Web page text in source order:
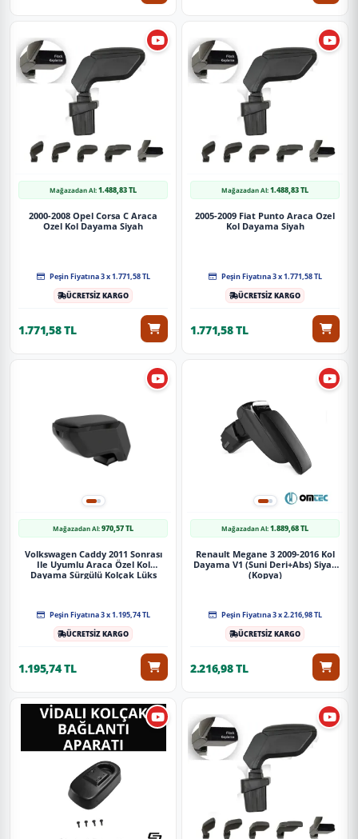
Mağazadan Al:1.488,83 TL
2000-2008 Opel Corsa C Araca
Ozel Kol Dayama Siyah
Peşin Fiyatına 3 x 1.771,58 TL
ÜCRETSİZ KARGO
1.771,58 TL
Mağazadan Al:1.488,83 TL
2005-2009 Fiat Punto Araca Ozel
Kol Dayama Siyah
Peşin Fiyatına 3 x 1.771,58 TL
ÜCRETSİZ KARGO
1.771,58 TL
Mağazadan Al:970,57 TL
Volkswagen Caddy 2011 Sonrası
Ile Uyumlu Araca Özel Kol
Dayama Sürgülü Kolçak Lüks
Peşin Fiyatına 3 x 1.195,74 TL
ÜCRETSİZ KARGO
1.195,74 TL
Mağazadan Al:1.889,68 TL
Renault Megane 3 2009-2016 Kol
Dayama V1 (Suni Deri+Abs) Siyah
(Kopya)
Peşin Fiyatına 3 x 2.216,98 TL
ÜCRETSİZ KARGO
2.216,98 TL